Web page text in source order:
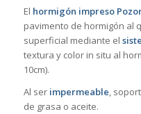
El hormigón impreso
pavimento de hormigón al
superficial mediante el
textura y color in situ al
10cm).
Al ser impermeable,
de grasa o aceite.